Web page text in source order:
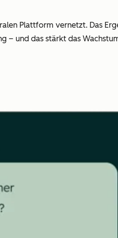
Plattform vernetzt. Das
– und das stärkt das